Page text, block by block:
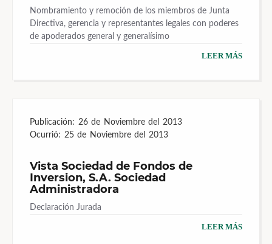
Nombramiento y remoción de los miembros de Junta
Directiva, gerencia y representantes legales con poderes
de apoderados general y generalísimo
LEER MÁS
Publicación: 26 de Noviembre del 2013
Ocurrió: 25 de Noviembre del 2013
Vista Sociedad de Fondos de
Inversion, S.A. Sociedad
Administradora
Declaración Jurada
LEER MÁS